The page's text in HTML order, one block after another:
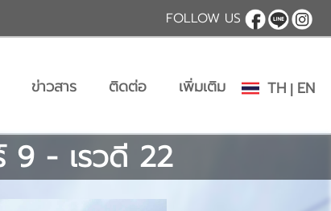
FOLLOW US
ข่าวสาร ติดต่อ เพิ่มเติม TH EN
9 - เรวดี 22